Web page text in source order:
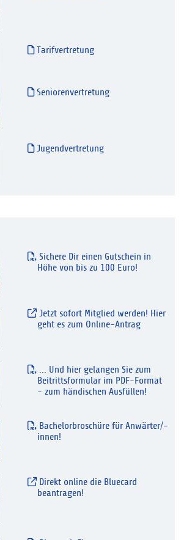
Tarifvertretung
Seniorenvertretung
Jugendvertretung
Sichere Dir einen Gutschein in
Höhe von bis zu 100 Euro!
Jetzt sofort Mitglied werden! Hier
geht es zum Online-Antrag
... Und hier gelangen Sie zum
Beitrittsformular im PDF-Format
- zum händischen Ausfüllen!
Bachelorbroschüre für Anwärter/-
innen!
Direkt online die Bluecard
beantragen!